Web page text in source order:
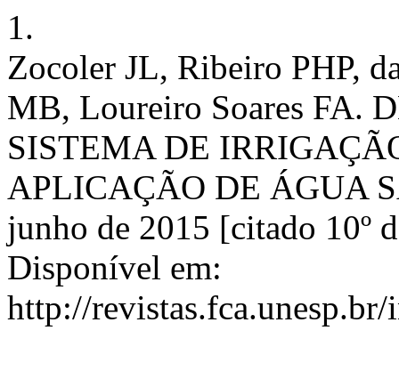
1.
Zocoler JL, Ribeiro PHP,
MB, Loureiro Soares FA.
SISTEMA DE
APLICAÇÃO DE ÁGUA
junho de 2015 [citado 10º
Disponível em:
http://